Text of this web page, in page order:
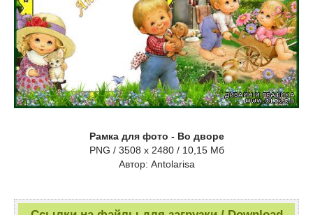
Рамка для фото - Во дворе
PNG / 3508 x 2480 / 10,15 Мб
Aвтор: Antolarisa